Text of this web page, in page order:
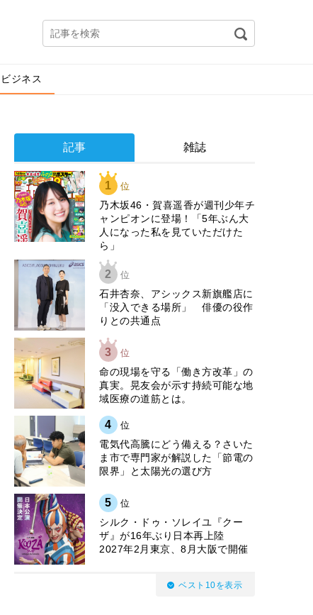
ビジネス
記事 雑誌
1 位
乃木坂46・賀喜遥香が週刊少年チ
ャンピオンに登場！「5年ぶん大
人になった私を見ていただけた
ら」
2 位
石井杏奈、アシックス新旗艦店に
「没入できる場所」 俳優の役作
りとの共通点
3 位
​命の現場を守る「働き方改革」の
真実。晃友会が示す持続可能な地
域医療の道筋とは。
4 位
電気代高騰にどう備える？さいた
ま市で専門家が解説した「節電の
限界」と太陽光の選び方
5 位
シルク・ドゥ・ソレイユ『クー
ザ』が16年ぶり日本再上陸
2027年2月東京、8月大阪で開催
ベスト10を表示